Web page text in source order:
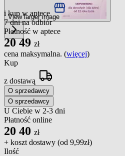
View larger image
i kup w aptece
7 dni na odbiór
Płatność w aptece
20 49 zł
cena maksymalna. (więcej)
Kup
z dostawą
O sprzedawcy
O sprzedawcy
U Ciebie w 2-3 dni
Płatność online
20 40 zł
+ koszt dostawy (od 9,99zł)
Ilość